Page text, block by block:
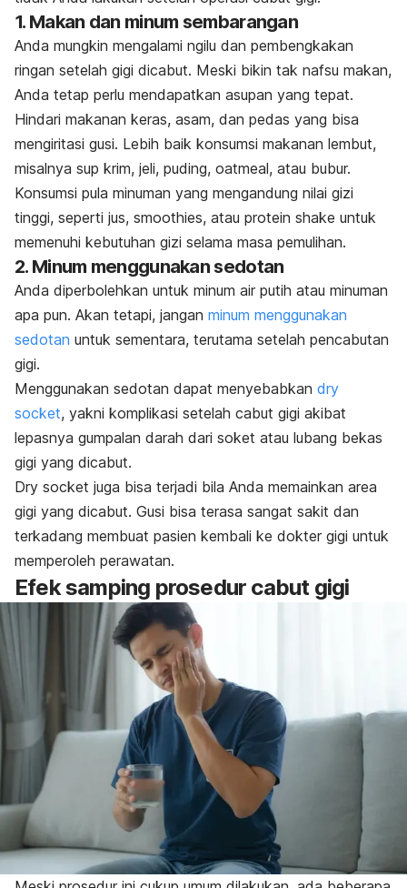
1. Makan dan minum sembarangan
Anda mungkin mengalami ngilu dan pembengkakan
ringan setelah gigi dicabut. Meski bikin tak nafsu makan,
Anda tetap perlu mendapatkan asupan yang tepat.
Hindari makanan keras, asam, dan pedas yang bisa
mengiritasi gusi. Lebih baik konsumsi makanan lembut,
misalnya sup krim, jeli, puding, oatmeal, atau bubur.
Konsumsi pula minuman yang mengandung nilai gizi
tinggi, seperti jus, smoothies, atau protein shake untuk
memenuhi kebutuhan gizi selama masa pemulihan.
2. Minum menggunakan sedotan
Anda diperbolehkan untuk minum air putih atau minuman
apa pun. Akan tetapi, jangan minum menggunakan
sedotan untuk sementara, terutama setelah pencabutan
gigi.
Menggunakan sedotan dapat menyebabkan dry
socket, yakni komplikasi setelah cabut gigi akibat
lepasnya gumpalan darah dari soket atau lubang bekas
gigi yang dicabut.
Dry socket juga bisa terjadi bila Anda memainkan area
gigi yang dicabut. Gusi bisa terasa sangat sakit dan
terkadang membuat pasien kembali ke dokter gigi untuk
memperoleh perawatan.
Efek samping prosedur cabut gigi